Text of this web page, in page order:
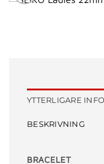
YTTERLIGARE
BESKRIVNING
BRACELET